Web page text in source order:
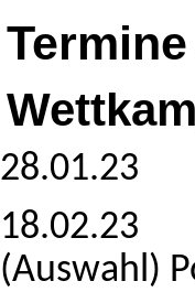
28.01.23
18.02.23
(Auswahl)